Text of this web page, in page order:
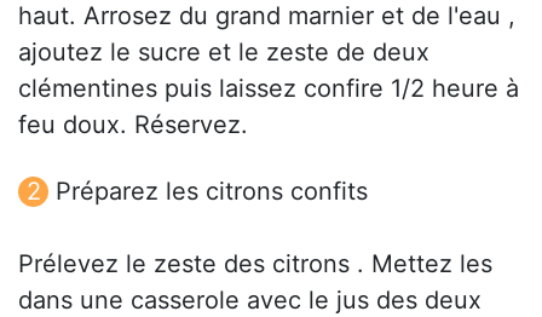
haut. Arrosez du grand marnier et de l'eau ,
ajoutez le sucre et le zeste de deux
clémentines puis laissez confire 1/2 heure à
feu doux. Réservez.
Préparez les citrons confits
Prélevez le zeste des citrons . Mettez les
dans une casserole avec le jus des deux